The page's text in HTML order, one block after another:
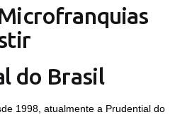
do Brasil
1998, atualmente a Prudential do